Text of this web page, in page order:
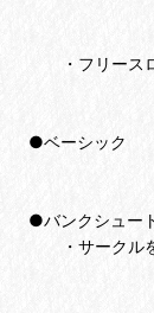
フリースロ
両手でボール
・フリースロ
センターラ
両手でボール
●ベーシック 「
シューティ
場所はト
●バンクシュー
・サークルを回
ゴール下
バックボー